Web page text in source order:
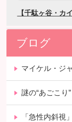
ブログ
マイケル・ジ
謎の“あごこり
「急性内斜視